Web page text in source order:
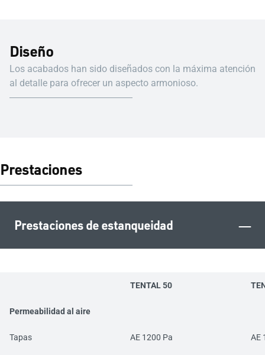
Diseño
Los acabados han sido diseñados con la máxima atención
al detalle para ofrecer un aspecto armonioso.
Prestaciones
Prestaciones de estanqueidad –
TENTAL 50
Permeabilidad al aire
Tapas AE 1200 Pa AE